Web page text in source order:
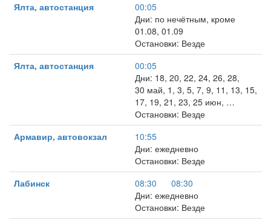
Ялта, автостанция
00:05
Дни: по нечётным, кроме
01.08, 01.09
Остановки: Везде
Ялта, автостанция
00:05
Дни: 18, 20, 22, 24, 26, 28,
30 май, 1, 3, 5, 7, 9, 11, 13, 15,
17, 19, 21, 23, 25 июн, …
Остановки: Везде
Армавир, автовокзал
10:55
Дни: ежедневно
Остановки: Везде
Лабинск
08:30
08:30
Дни: ежедневно
Остановки: Везде